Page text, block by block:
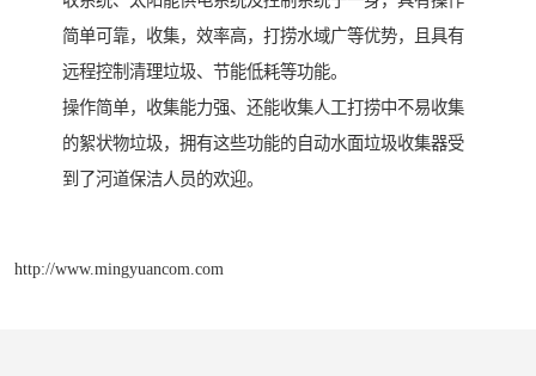
简单可靠，收集，效率高，打捞水域广等优势，且具有
远程控制清理垃圾、节能低耗等功能。
操作简单，收集能力强、还能收集人工打捞中不易收集
的絮状物垃圾，拥有这些功能的自动水面垃圾收集器受
到了河道保洁人员的欢迎。
http://www.mingyuancom.com